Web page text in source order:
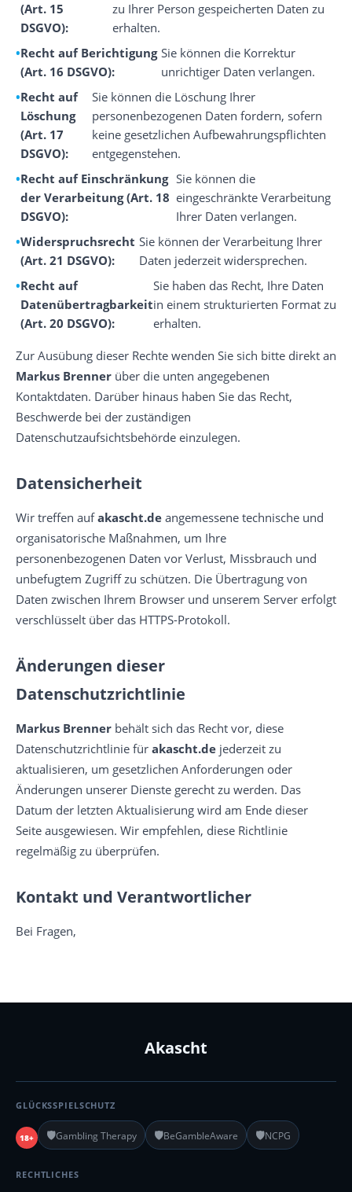
(Art. 15
DSGVO):
zu Ihrer Person gespeicherten Daten zu
erhalten.
Recht auf Berichtigung
(Art. 16 DSGVO):
Sie können die Korrektur
unrichtiger Daten verlangen.
Recht auf
Löschung
(Art. 17
DSGVO):
Sie können die Löschung Ihrer
personenbezogenen Daten fordern, sofern
keine gesetzlichen Aufbewahrungspflichten
entgegenstehen.
Recht auf Einschränkung
der Verarbeitung (Art. 18
DSGVO):
Sie können die
eingeschränkte Verarbeitung
Ihrer Daten verlangen.
Widerspruchsrecht
(Art. 21 DSGVO):
Sie können der Verarbeitung Ihrer
Daten jederzeit widersprechen.
Recht auf
Datenübertragbarkeit
(Art. 20 DSGVO):
Sie haben das Recht, Ihre Daten
in einem strukturierten Format zu
erhalten.
Zur Ausübung dieser Rechte wenden Sie sich bitte direkt an
Markus Brenner über die unten angegebenen
Kontaktdaten. Darüber hinaus haben Sie das Recht,
Beschwerde bei der zuständigen
Datenschutzaufsichtsbehörde einzulegen.
Datensicherheit
Wir treffen aufakascht.de angemessene technische und
organisatorische Maßnahmen, um Ihre
personenbezogenen Daten vor Verlust, Missbrauch und
unbefugtem Zugriff zu schützen. Die Übertragung von
Daten zwischen Ihrem Browser und unserem Server erfolgt
verschlüsselt über das HTTPS-Protokoll.
Änderungen dieser
Datenschutzrichtlinie
Markus Brenner behält sich das Recht vor, diese
Datenschutzrichtlinie für akascht.de jederzeit zu
aktualisieren, um gesetzlichen Anforderungen oder
Änderungen unserer Dienste gerecht zu werden. Das
Datum der letzten Aktualisierung wird am Ende dieser
Seite ausgewiesen. Wir empfehlen, diese Richtlinie
regelmäßig zu überprüfen.
Kontakt und Verantwortlicher
Bei Fragen,
Akascht
GLÜCKSSPIELSCHUTZ
18+ 🛡️Gambling Therapy 🛡️BeGambleAware 🛡️NCPG
RECHTLICHES